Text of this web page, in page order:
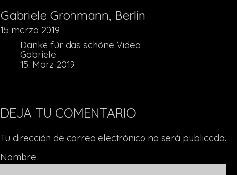
Gabriele Grohmann, Berlin
15 marzo 2019
Danke für das schöne Video
Gabriele
15. März 2019
DEJA TU COMENTARIO
Tu dirección de correo electrónico no será publicada.
Nombre